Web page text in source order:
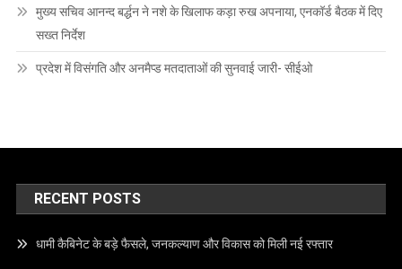
मुख्य सचिव आनन्द बर्द्धन ने नशे के खिलाफ कड़ा रुख अपनाया, एनकॉर्ड बैठक में दिए
सख्त निर्देश
प्रदेश में विसंगति और अनमैप्ड मतदाताओं की सुनवाई जारी- सीईओ
RECENT POSTS
धामी कैबिनेट के बड़े फैसले, जनकल्याण और विकास को मिली नई रफ्तार